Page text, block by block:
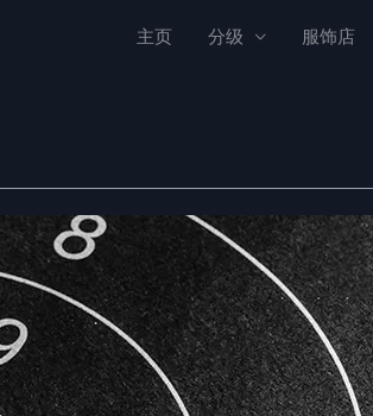
主页 分级 服饰店